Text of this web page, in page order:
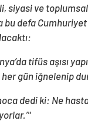
siyasi ve
bu defa
tifüs aşısı
gün iğnelenip
dedi ki: Ne